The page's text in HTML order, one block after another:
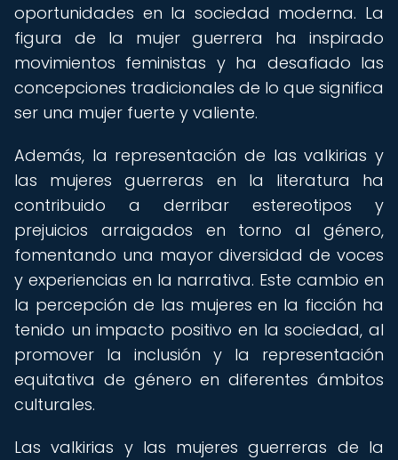
oportunidades en la sociedad moderna. La
figura de la mujer guerrera ha inspirado
movimientos feministas y ha desafiado las
concepciones tradicionales de lo que significa
ser una mujer fuerte y valiente.
Además, la representación de las valkirias y
las mujeres guerreras en la literatura ha
contribuido a derribar estereotipos y
prejuicios arraigados en torno al género,
fomentando una mayor diversidad de voces
y experiencias en la narrativa. Este cambio en
la percepción de las mujeres en la ficción ha
tenido un impacto positivo en la sociedad, al
promover la inclusión y la representación
equitativa de género en diferentes ámbitos
culturales.
Las valkirias y las mujeres guerreras de la